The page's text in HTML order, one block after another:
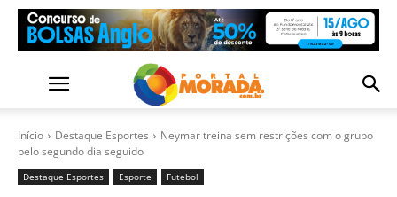
Início Destaque Esportes
Neymar treina sem restrições com o grupo
pelo segundo dia seguido
Destaque Esportes Esporte Futebol